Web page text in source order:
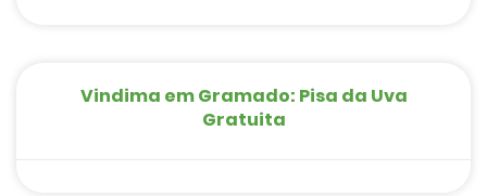
Vindima em Gramado: Pisa da Uva
Gratuita